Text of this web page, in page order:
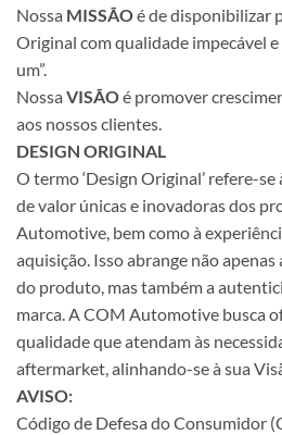
Nossa MISSÃOé de disponibilizar
Original com qualidade impecável
um”.
Nossa VISÃOé promover
aos nossos clientes.
DESIGN ORIGINAL
O termo ‘Design Original’ refere-
de valor únicas e inovadoras dos
Automotive, bem como à
aquisição. Isso abrange não apenas
do produto, mas também a
marca. A COM Automotive busca
qualidade que atendam às
aftermarket, alinhando-se à sua
AVISO:
Código de Defesa do Consumidor